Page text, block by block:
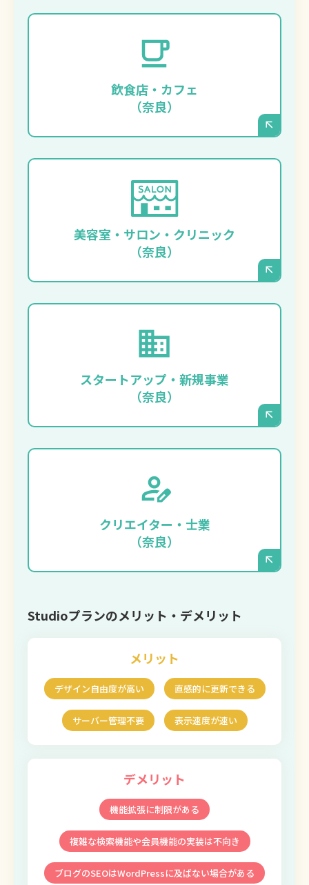
飲食店・カフェ
（奈良）
季節限定メニューの写真やイベント情報を、
タイムリーに、そして美しく発信したいお店
に最適です。スタッフの方がスマートフォン
からでも手軽に更新できます。
美容室・サロン・クリニック
（奈良）
施術事例のビフォーアフター写真や、キャン
ペーン情報を頻繁に更新したい場合に強みを
発揮します。洗練されたデザインで、お店の
ブランディングを強力に後押しします。
スタートアップ・新規事業
（奈良）
まずは事業をスピーディに立ち上げ、最小限
のコストでプロフェッショナルな顔となるサ
ーバー管理が不要なため、事業そのものに集
クリエイター・士業
（奈良）
ご自身のポートフォリオ（制作実績）や世界
観を、デザインにこだわって表現したいデザ
イナー、建築家、コンサルタントの方などに
も選ばれています。
Studioプランのメリット・デメリット
メリット
デザイン自由度が高い 直感的に更新できる
サーバー管理不要 表示速度が速い
デメリット
機能拡張に制限がある
複雑な検索機能や会員機能の実装は不向き
ブログのSEOはWordPressに及ばない場合がある